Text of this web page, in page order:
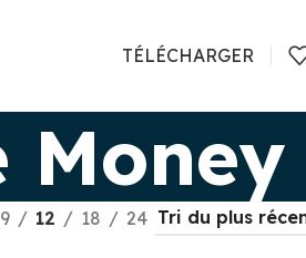
TÉLÉCHARGER
Money
9 12 18 24